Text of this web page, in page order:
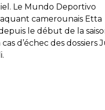
Le Mundo Deportivo
camerounais Etta
le début de la
d’échec des dossiers